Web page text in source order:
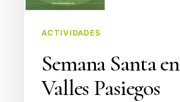
ACTIVIDADES
Semana Santa en
Valles Pasiegos